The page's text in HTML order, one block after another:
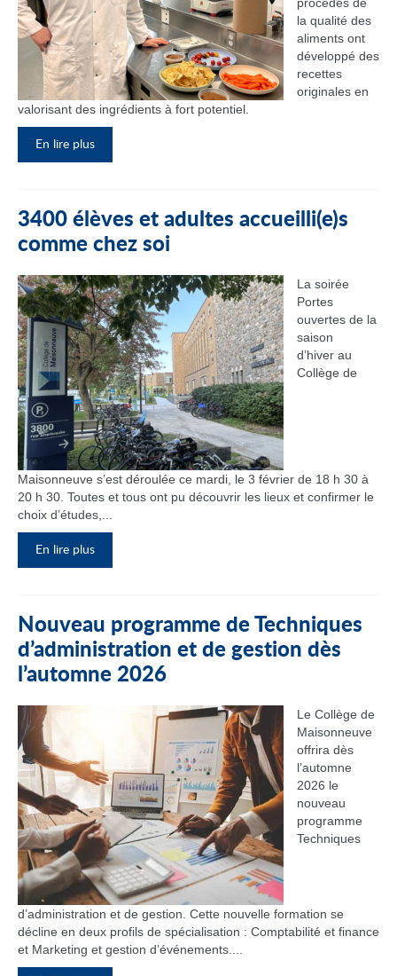
la qualité des
aliments ont
développé des
recettes
originales en
valorisant des ingrédients à fort potentiel.
En lire plus
3400 élèves et adultes accueilli(e)s
comme chez soi
La soirée
Portes
ouvertes de la
saison
d’hiver au
Collège de
Maisonneuve s’est déroulée ce mardi, le 3 février de 18 h 30 à
20 h 30. Toutes et tous ont pu découvrir les lieux et confirmer le
choix d’études,...
En lire plus
Nouveau programme de Techniques
d’administration et de gestion dès
l’automne 2026
Le Collège de
Maisonneuve
offrira dès
l’automne
2026 le
nouveau
programme
Techniques
d’administration et de gestion. Cette nouvelle formation se
décline en deux profils de spécialisation : Comptabilité et finance
et Marketing et gestion d’événements....